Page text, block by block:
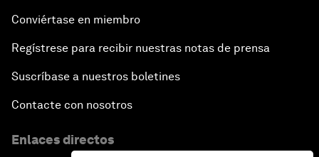
Conviértase en miembro
Regístrese para recibir nuestras notas de prensa
Suscríbase a nuestros boletines
Contacte con nosotros
Enlaces directos